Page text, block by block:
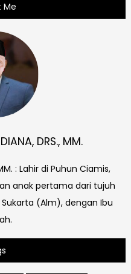
Me
DRS., MM.
: Lahir di Puhun Ciamis,
anak pertama dari tujuh
(Alm), dengan Ibu